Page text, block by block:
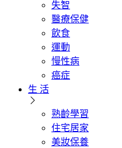
失智
醫療保健
飲食
運動
慢性病
癌症
生 活
熟齡學習
住宅居家
美妝保養